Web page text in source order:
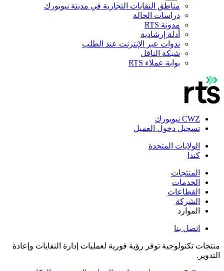
مناطق النفايات التجارية في مدينة نيويورك
دراسات الحالة
مدونة RTS
أدلة إرشادية
ندوات عبر الإنترنت عند الطلب
شبكة الناقل
بوابة عملاء RTS
CWZ نيويورك
تسجيل دخول العميل
الولايات المتحدة
كندا
المنتجات
الخدمات
القطاعات
الشركة
الموارد
اتصل بنا
منتجات تكنولوجية توفر رؤية فورية لعمليات إدارة النفايات وإعادة
التدوير.